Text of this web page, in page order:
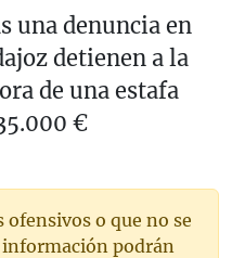
una denuncia en
detienen a la
de una estafa
€
o que no se
podrán